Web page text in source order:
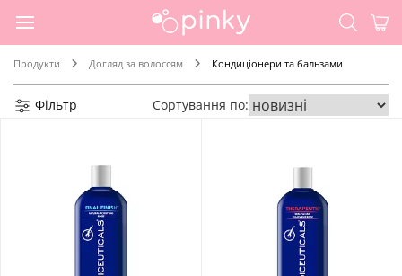
Продукти Догляд за волоссям Кондиціонери та бальзами
Фільтр Сортування по: